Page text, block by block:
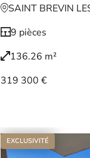
SAINT BREVIN
9 pièces
136.26 m²
319 300 €
EXCLUSIVITÉ